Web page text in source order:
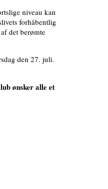
niveau kan
forhåbentlig
det berømte
den 27. juli.
ønsker alle et
1993